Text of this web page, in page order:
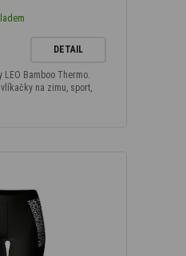
DETAIL
Bamboo Thermo.
na zimu, sport,